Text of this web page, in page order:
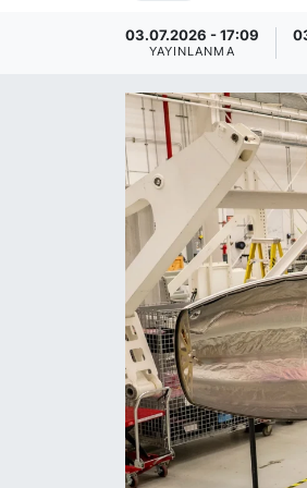
03.07.2026 - 17:09
YAYINLANMA